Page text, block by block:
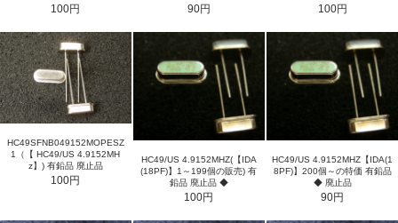
100円 90円 100円
HC49SFNB049152MOPESZ
1（【 HC49/US 4.9152MH
z】) 有鉛品 廃止品
100円
HC49/US 4.9152MHZ(【IDA
(18PF)】1～199個の販売) 有
鉛品 廃止品 ◆
100円
HC49/US 4.9152MHZ【IDA(1
8PF)】200個～の特価 有鉛品
◆ 廃止品
90円